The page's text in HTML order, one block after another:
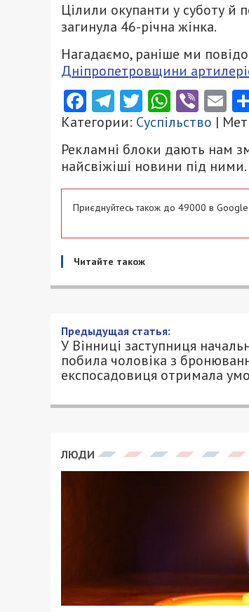
Цілили окупанти у суботу й
загинула 46-річна жінка.
Нагадаємо, раніше ми
Дніпропетровщини
Facebook
Telegram
TwitterViber
Категории: Суспільство |
Рекламні блоки дають нам
найсвіжіші новини під ними.
Приєднуйтесь також до 49000 в Google
Читайте також
Предыдущая статья:
У Вінниці заступниця
побила чоловіка з
експосадовиця отримала
ЛЮДИ